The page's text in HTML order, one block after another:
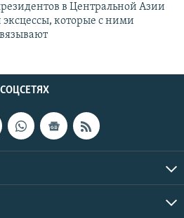
в Центральной Азии
эксцессы, которые с ними